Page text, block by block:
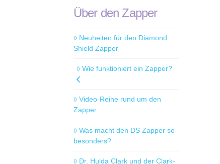
Über den Zapper
Neuheiten für den Diamond
Shield Zapper
Wie funktioniert ein Zapper?
Video-Reihe rund um den
Zapper
Was macht den DS Zapper so
besonders?
Dr. Hulda Clark und der Clark-